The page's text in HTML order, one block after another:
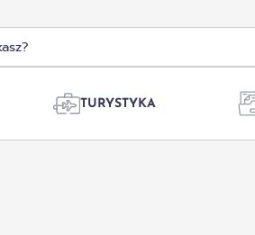
TURYSTYKA